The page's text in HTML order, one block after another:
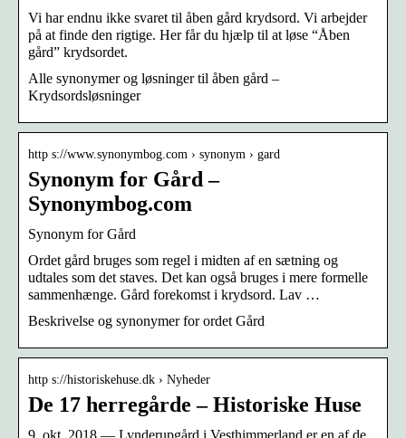
Vi har endnu ikke svaret til åben gård krydsord. Vi arbejder
på at finde den rigtige. Her får du hjælp til at løse “Åben
gård” krydsordet.
Alle synonymer og løsninger til åben gård –
Krydsordsløsninger
http s://www.synonymbog.com › synonym › gard
Synonym for Gård –
Synonymbog.com
Synonym for Gård
Ordet gård bruges som regel i midten af ​​en sætning og
udtales som det staves. Det kan også bruges i mere formelle
sammenhænge. Gård forekomst i krydsord. Lav …
Beskrivelse og synonymer for ordet Gård
http s://historiskehuse.dk › Nyheder
De 17 herregårde – Historiske Huse
9. okt. 2018 — Lynderupgård i Vesthimmerland er en af de